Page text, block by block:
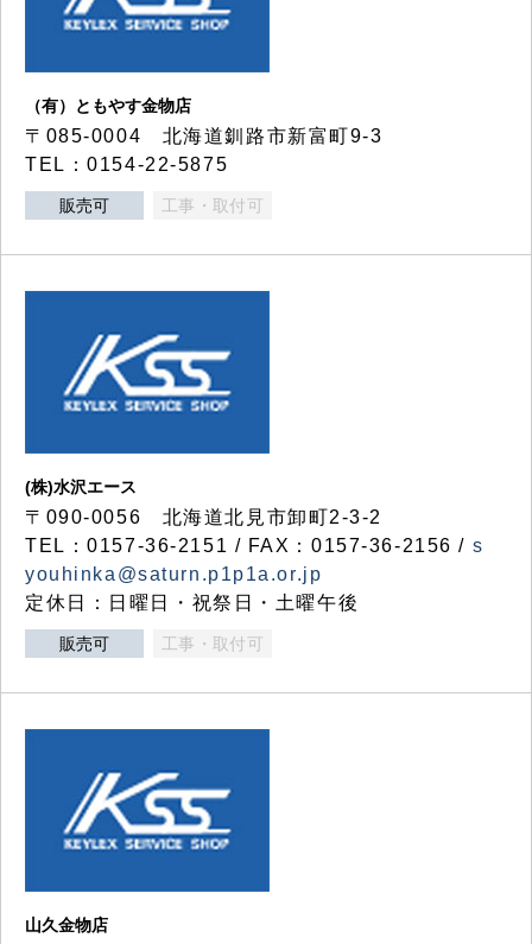
（有）ともやす金物店
〒085-0004 北海道釧路市新富町9-3
TEL：0154-22-5875
販売可 工事・取付可
(株)水沢エース
〒090-0056 北海道北見市卸町2-3-2
TEL：0157-36-2151 / FAX：0157-36-2156 / s
youhinka@saturn.p1p1a.or.jp
定休日：日曜日・祝祭日・土曜午後
販売可 工事・取付可
山久金物店